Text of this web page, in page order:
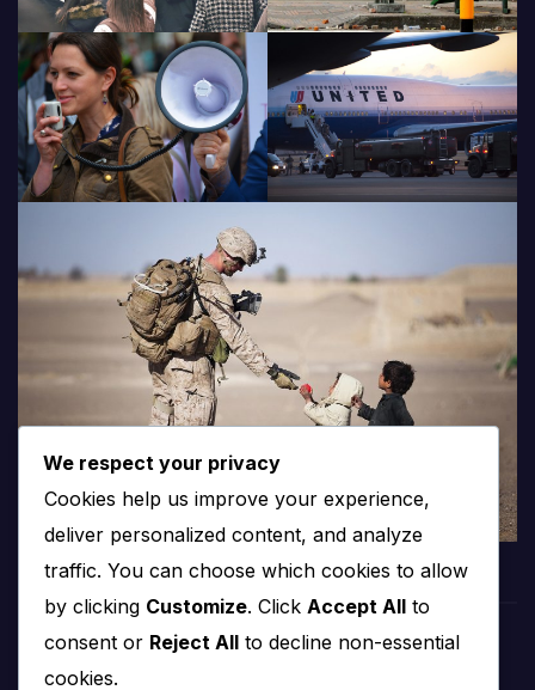
We respect your privacy
Cookies help us improve your experience,
deliver personalized content, and analyze
traffic. You can choose which cookies to allow
by clicking Customize. Click Accept All to
consent or Reject All to decline non-essential
cookies.